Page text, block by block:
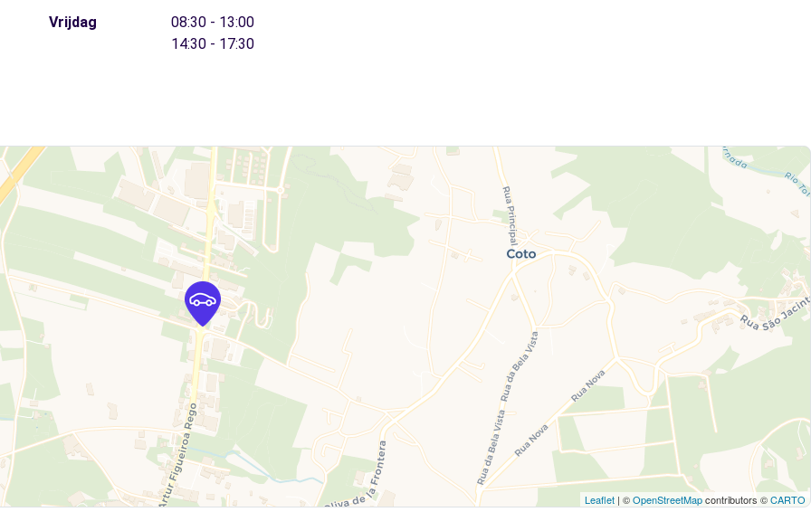
Vrijdag
08:30 - 13:00
14:30 - 17:30
Leaflet | ©OpenStreetMapcontributors ©CARTO